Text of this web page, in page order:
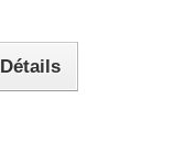
Détails